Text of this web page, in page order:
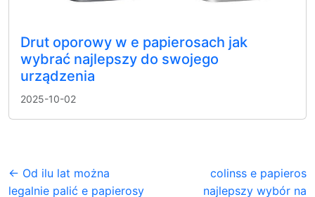
Drut oporowy w e papierosach jak
wybrać najlepszy do swojego
urządzenia
2025-10-02
← Od ilu lat można
legalnie palić e papierosy
colinss e papieros
najlepszy wybór na